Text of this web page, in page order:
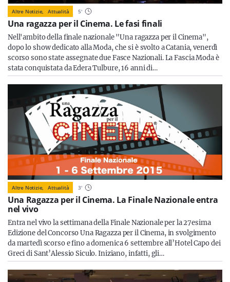
Altre Notizie, Attualità 5'
Una ragazza per il Cinema. Le fasi finali
Nell'ambito della finale nazionale "Una ragazza per il Cinema",
dopo lo show dedicato alla Moda, che si è svolto a Catania, venerdì
scorso sono state assegnate due Fasce Nazionali. La Fascia Moda è
stata conquistata da Edera Tulbure, 16 anni di…
Altre Notizie, Attualità 3'
Una Ragazza per il Cinema. La Finale Nazionale entra
nel vivo
Entra nel vivo la settimana della Finale Nazionale per la 27esima
Edizione del Concorso Una Ragazza per il Cinema, in svolgimento
da martedì scorso e fino a domenica 6 settembre all’Hotel Capo dei
Greci di Sant’Alessio Siculo. Iniziano, infatti, gli…